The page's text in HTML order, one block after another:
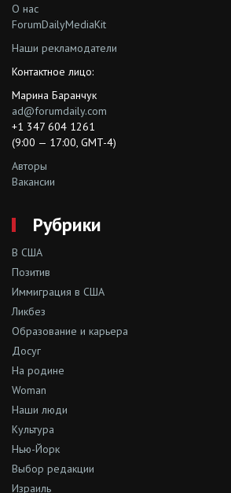
О нас
ForumDailyMediaKit
Наши рекламодатели
Контактное лицо:
Марина Баранчук
ad@forumdaily.com
+1 347 604 1261
(9:00 — 17:00, GMT-4)
Авторы
Вакансии
Рубрики
В США
Позитив
Иммиграция в США
Ликбез
Образование и карьера
Досуг
На родине
Woman
Наши люди
Культура
Нью-Йорк
Выбор редакции
Израиль